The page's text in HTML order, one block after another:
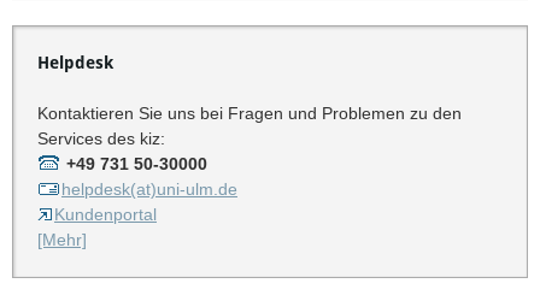
Helpdesk
Kontaktieren Sie uns bei Fragen und Problemen zu den
Services des kiz:
+49 731 50-30000
helpdesk(at)uni-ulm.de
Kundenportal
[Mehr]